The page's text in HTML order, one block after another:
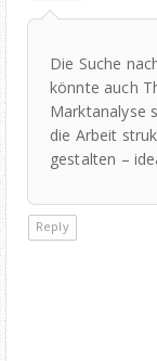
Die Suche
könnte auch
Marktanalyse
die Arbeit
gestalten –
Reply